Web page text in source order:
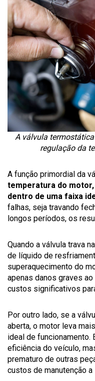
A válvula
regulação da
A função primordial da
temperatura do
dentro de uma faixa
falhas, seja travando
longos períodos, os
Quando a válvula trava
de líquido de
superaquecimento do
apenas danos graves
custos significativos
Por outro lado, se a
aberta, o motor leva
ideal de funcionamento.
eficiência do veículo,
prematuro de outras
custos de manutenção a